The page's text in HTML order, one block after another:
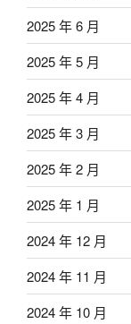
2025 年 6 月
2025 年 5 月
2025 年 4 月
2025 年 3 月
2025 年 2 月
2025 年 1 月
2024 年 12 月
2024 年 11 月
2024 年 10 月